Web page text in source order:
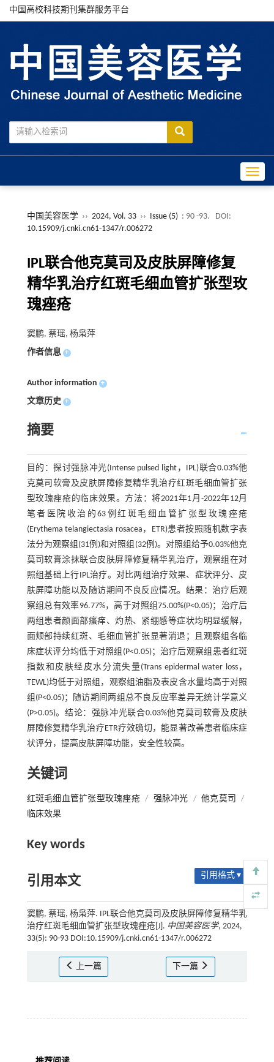
中国高校科技期刊集群服务平台
中国美容医学 ›› 2024, Vol. 33 ›› Issue (5) : 90 -93.
DOI:
10.15909/j.cnki.cn61-1347/r.006272
IPL联合他克莫司及皮肤屏障修复
精华乳治疗红斑毛细血管扩张型玫
瑰痤疮
窦鹏, 蔡瑶, 杨枭萍
作者信息 +
Author information +
文章历史 +
摘要
目的：探讨强脉冲光(Intense pulsed light，IPL)联合0.03%他
克莫司软膏及皮肤屏障修复精华乳治疗红斑毛细血管扩张
型玫瑰痤疮的临床效果。方法：将2021年1月-2022年12月
笔者医院收治的63例红斑毛细血管扩张型玫瑰痤疮
(Erythema telangiectasia rosacea，ETR)患者按照随机数字表
法分为观察组(31例)和对照组(32例)。对照组给予0.03%他克
莫司软膏涂抹联合皮肤屏障修复精华乳治疗，观察组在对
照组基础上行IPL治疗。对比两组治疗效果、症状评分、皮
肤屏障功能以及随访期间不良反应情况。结果：治疗后观
察组总有效率96.77%，高于对照组75.00%(P<0.05)；治疗后
两组患者颜面部瘙痒、灼热、紧绷感等症状均明显缓解，
面颊部持续红斑、毛细血管扩张显著消退；且观察组各临
床症状评分均低于对照组(P<0.05)；治疗后观察组患者红斑
指数和皮肤经皮水分流失量(Trans epidermal water loss，
TEWL)均低于对照组，观察组油脂及表皮含水量均高于对照
组(P<0.05)；随访期间两组总不良反应率差异无统计学意义
(P>0.05)。结论：强脉冲光联合0.03%他克莫司软膏及皮肤
屏障修复精华乳治疗ETR疗效确切，能显著改善患者临床症
状评分，提高皮肤屏障功能，安全性较高。
关键词
红斑毛细血管扩张型玫瑰痤疮 / 强脉冲光 / 他克莫司
/
临床效果
Key words
引用本文 引用格式 ▾
窦鹏, 蔡瑶, 杨枭萍. IPL联合他克莫司及皮肤屏障修复精华乳
治疗红斑毛细血管扩张型玫瑰痤疮[J]. 中国美容医学, 2024,
33(5): 90-93 DOI:10.15909/j.cnki.cn61-1347/r.006272
上一篇 下一篇